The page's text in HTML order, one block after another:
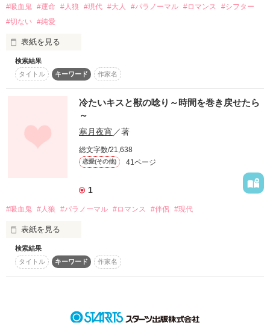
作品の長さについて
コンテスト
スターツ出版小説投稿サイト合同企画「1話からの長編大
賞」ベリーズカフェ会場
動画あり コミックあり
当たり前のように近づく距離に
人生の全てが変わっていく
不思議な魅力を持つ男
秘密を抱える女
#吸血鬼 #運命 #人狼 #現代 #大人 #パラノーマル #ロマンス
#シフター
#切ない #純愛
表紙を見る
「最初に少し舐めるから、痛みはないと思う」
一人は、あたしの体を溶かす。
「こんな気持ちになったのは、はじめてだ」
「君に必要なのは彼じゃない」
一人は、あたしに安心できる場所をくれる。
検索結果
タイトル
キーワード 作家名
冷たいキスと獣の唸り～時間を巻き戻せたら
～
寒月夜宵 ／著
総文字数/21,638
恋愛(その他) 41ページ
1
#吸血鬼 #人狼 #パラノーマル #ロマンス #伴侶 #現代
表紙を見る
意識を取り戻した瞬間、彼女に人生は一変した。
〈吸血鬼〉へと変えられて、目覚めたのは天敵である〈人狼〉
検索結果
タイトル
キーワード 作家名